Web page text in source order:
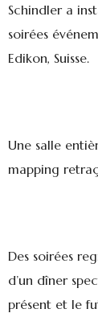
Schindler a
soirées
Edikon, Suisse.
Une salle
mapping
Des soirées
d’un dîner
présent et le